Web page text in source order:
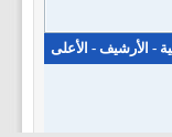
- الأرشيف - الأعلى